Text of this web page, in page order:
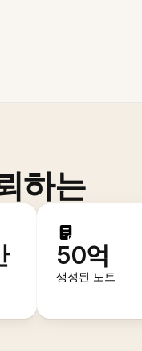
하는
50억
생성된 노트